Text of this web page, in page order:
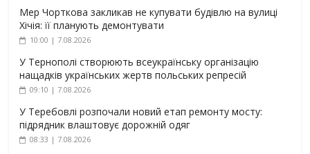
Мер Чорткова закликав не купувати будівлю на вулиці
Хічія: її планують демонтувати
10:00 | 7.08.2026
У Тернополі створюють всеукраїнську організацію
нащадків українських жертв польських репресій
09:10 | 7.08.2026
У Теребовлі розпочали новий етап ремонту мосту:
підрядник влаштовує дорожній одяг
08:33 | 7.08.2026